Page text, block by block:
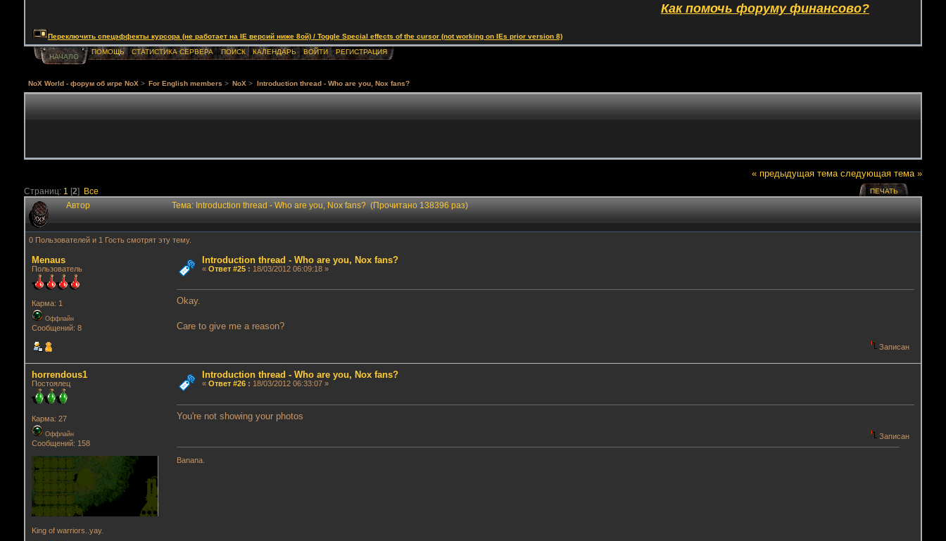
Как помочь форуму финансово?
Переключить спецэффекты курсора (не работает на IE версий ниже 8ой) / Toggle Special effects of the cursor (not working on IEs prior version 8)
НАЧАЛО
ПОМОЩЬ СТАТИСТИКА СЕРВЕРА ПОИСК КАЛЕНДАРЬ ВОЙТИ РЕГИСТРАЦИЯ
NoX World - форум об игре NoX > For English members > NoX > Introduction thread - Who are you, Nox fans?
« предыдущая тема следующая тема »
Страниц: 1 [2] Все ПЕЧАТЬ
Автор Тема: Introduction thread - Who are you, Nox fans? (Прочитано 138396 раз)
0 Пользователей и 1 Гость смотрят эту тему.
Menaus
Пользователь
Карма: 1
Оффлайн
Сообщений: 8
Introduction thread - Who are you, Nox fans?
« Ответ #25: 18/03/2012 06:09:18 »
Okay.
Care to give me a reason?
Записан
horrendous1
Постоялец
Карма: 27
Оффлайн
Сообщений: 158
King of warriors..yay.
Introduction thread - Who are you, Nox fans?
« Ответ #26: 18/03/2012 06:33:07 »
You're not showing your photos
Записан
Banana.